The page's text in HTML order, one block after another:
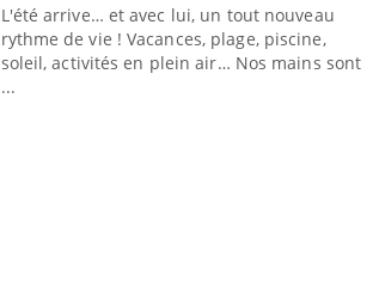
L'été arrive… et avec lui, un tout nouveau
rythme de vie ! Vacances, plage, piscine,
soleil, activités en plein air… Nos mains sont
...